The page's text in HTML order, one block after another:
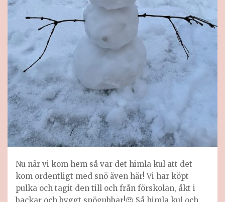
Nu när vi kom hem så var det himla kul att det
kom ordentligt med snö även här! Vi har köpt
pulka och tagit den till och från förskolan, åkt i